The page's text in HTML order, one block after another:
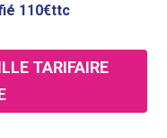
110€ttc
TARIFAIRE